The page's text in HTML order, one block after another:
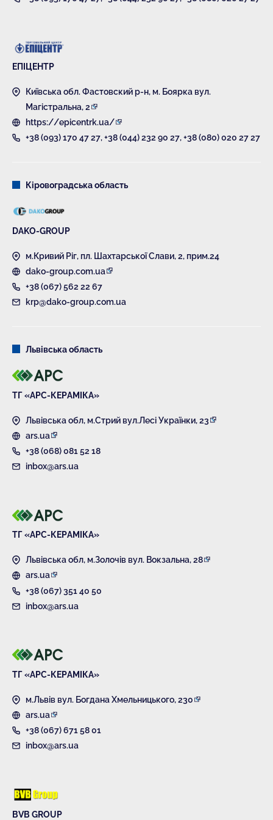
ЕПІЦЕНТР
Київська обл. Фастовский р-н, м. Боярка вул.
Магістральна, 2
https://epicentrk.ua/
+38 (093) 170 47 27,+38 (044) 232 90 27,+38 (080) 020 27 27
Кіровоградська область
DAKO-GROUP
м.Кривий Ріг, пл. Шахтарської Слави, 2, прим.24
dako-group.com.ua
+38 (067) 562 22 67
krp@dako-group.com.ua
Львівська область
ТГ «АРС-КЕРАМІКА»
Львівська обл, м.Стрий вул.Лесі Українки, 23
ars.ua
+38 (068) 081 52 18
inbox@ars.ua
ТГ «АРС-КЕРАМІКА»
Львівська обл, м.Золочів вул. Вокзальна, 28
ars.ua
+38 (067) 351 40 50
inbox@ars.ua
ТГ «АРС-КЕРАМІКА»
м.Львів вул. Богдана Хмельницького, 230
ars.ua
+38 (067) 671 58 01
inbox@ars.ua
BVB GROUP